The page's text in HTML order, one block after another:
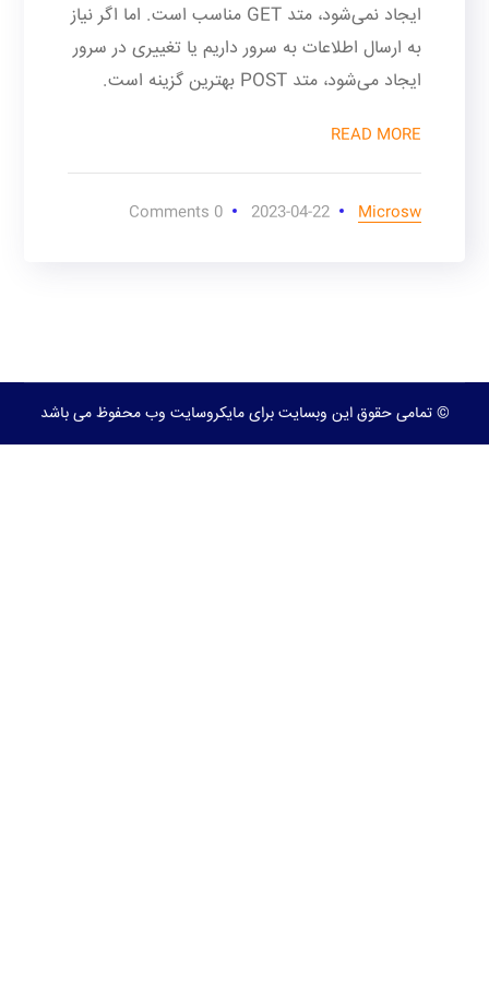
ایجاد نمی‌شود، متد GET مناسب است. اما اگر نیاز
به ارسال اطلاعات به سرور داریم یا تغییری در سرور
ایجاد می‌شود، متد POST بهترین گزینه است.
READ MORE
Microsw
2023-04-22
0 Comments
© تمامی حقوق این وبسایت برای مایکروسایت وب محفوظ می باشد